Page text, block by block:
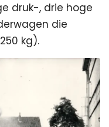
druk-, drie hoge
die
kg).